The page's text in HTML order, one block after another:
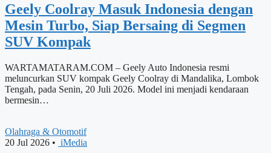
Geely Coolray Masuk Indonesia dengan
Mesin Turbo, Siap Bersaing di Segmen
SUV Kompak
WARTAMATARAM.COM – Geely Auto Indonesia resmi
meluncurkan SUV kompak Geely Coolray di Mandalika, Lombok
Tengah, pada Senin, 20 Juli 2026. Model ini menjadi kendaraan
bermesin…
Olahraga & Otomotif
20 Jul 2026 • iMedia